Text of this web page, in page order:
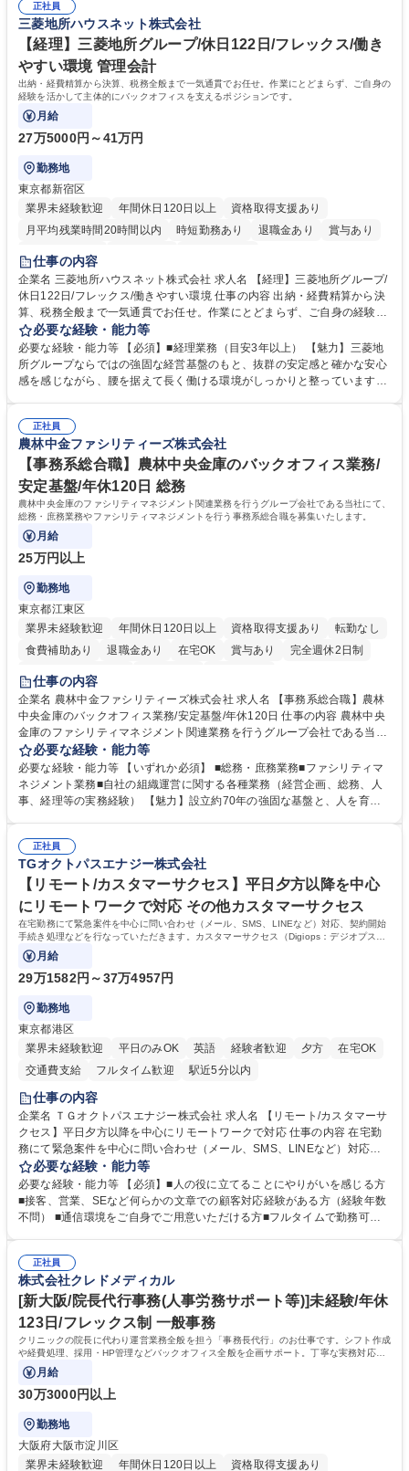
年休120日/デスクワーク中心で残業少なめ
整、資料作成、当日の運営サポート 学歴・資格 学歴：大学院 大学 語学
力： 資格：
正社員
三菱地所ハウスネット株式会社
【経理】三菱地所グループ/休日122日/フレックス/働き
やすい環境 管理会計
出納・経費精算から決算、税務全般まで一気通貫でお任せ。作業にとどまらず、ご自身の
経験を活かして主体的にバックオフィスを支えるポジションです。
月給
27万5000円～41万円
勤務地
東京都新宿区
業界未経験歓迎
年間休日120日以上
資格取得支援あり
月平均残業時間20時間以内
時短勤務あり 退職金あり
賞与あり
完全週休2日制
仕事の内容
企業名 三菱地所ハウスネット株式会社 求人名 【経理】三菱地所グループ/
休日122日/フレックス/働きやすい環境 仕事の内容 出納・経費精算から決
算、税務全般まで一気通貫でお任せ。作業にとどまらず、ご自身の経験を
活かして主体的にバックオフィスを支えるポジションです。 経理業務全般
をお任せします。 ■出納業務（日々の入出金、経費精算業務） ■管理会
計・税務（月次実績資料作成、四半期決算、税務全般など） 募集職種
【経理】三菱地所グループ/休日122日/フレックス/働きやすい環境
必要な経験・能力等
必要な経験・能力等 【必須】■経理業務（目安3年以上） 【魅力】三菱地
所グループならではの強固な経営基盤のもと、抜群の安定感と確かな安心
感を感じながら、腰を据えて長く働ける環境がしっかりと整っています。
暇の取得はもちろん、日々のプライベートの時間も十分に確保できるよ
う、職場環境が整備されています。 「これまでの経理経験を活かしつつ、
仕事も私生活も両立させたい」という方におすすめです。 学歴・資格 学
歴：大学院 大学 高専 短大 専修学校 高校 語学力： 資格：日商簿記検定3
級
正社員
農林中金ファシリティーズ株式会社
【事務系総合職】農林中央金庫のバックオフィス業務/
安定基盤/年休120日 総務
農林中央金庫のファシリティマネジメント関連業務を行うグループ会社である当社にて、
総務・庶務業務やファシリティマネジメントを行う事務系総合職を募集いたします。
月給
25万円以上
勤務地
東京都江東区
業界未経験歓迎
年間休日120日以上 資格取得支援あり
転勤なし
食費補助あり
退職金あり 在宅OK 賞与あり
完全週休2日制
インセンティブあり
仕事の内容
企業名 農林中金ファシリティーズ株式会社 求人名 【事務系総合職】農林
中央金庫のバックオフィス業務/安定基盤/年休120日 仕事の内容 農林中央
金庫のファシリティマネジメント関連業務を行うグループ会社である当社
にて、総務・庶務業務やファシリティマネジメントを行う事務系総合職を
募集いたします。 ■総務・庶務業務：外部委託先（外注先）や契約書の管
理、総務部門での管理業務、会計管理や決算業務、印刷物等の制作管理等
※親会社である農林中央金庫から受託した総務庶務業務 ■ファシリティマ
関する各種業務（経営企画、総務、人事、経理等） 募集職種 【事務系総
合職】農林中央金庫のバックオフィス業務/安定基盤/年休120日
必要な経験・能力等
必要な経験・能力等 【いずれか必須】 ■総務・庶務業務■ファシリティマ
ネジメント業務■自社の組織運営に関する各種業務（経営企画、総務、人
事、経理等の実務経験） 【魅力】設立約70年の強固な基盤と、人を育て
す。 また、業務がしっかりと基準化されており、中途入社でも質問しやす
く馴染みやすい和やかな社風です。さらに、簿記やファシリティマネジャ
ーなどの資格取得に向けた費用負担や報奨金制度が非常に手厚く、成長で
きる環境です。 学歴・資格 学歴：大学院 大学 高専 短大 語学力： 資格：
日商簿記検定2級
正社員
TGオクトパスエナジー株式会社
【リモート/カスタマーサクセス】平日夕方以降を中心
にリモートワークで対応 その他カスタマーサクセス
在宅勤務にて緊急案件を中心に問い合わせ（メール、SMS、LINEなど）対応、契約開始
手続き処理などを行なっていただきます。カスタマーサクセス（Digiops：デジオプス）
と運用構築の業務となります。
月給
29万1582円～37万4957円
勤務地
東京都港区
業界未経験歓迎
平日のみOK 英語 経験者歓迎 夕方
在宅OK
交通費支給
フルタイム歓迎 駅近5分以内
仕事の内容
企業名 ＴＧオクトパスエナジー株式会社 求人名 【リモート/カスタマーサ
クセス】平日夕方以降を中心にリモートワークで対応 仕事の内容 在宅勤
務にて緊急案件を中心に問い合わせ（メール、SMS、LINEなど）対応、
契約開始手続き処理などを行なっていただきます。カスタマーサクセス
（Digiops：デジオプス）と運用構築の業務となります。 ■お問い合わせ
対応業務全般（システム入力、契約手続き含む） ■デジタルコミュニケー
ションツール（メール、SMS、LINE等）を使用 ■お客様のニーズに応じた
添ってサービス提供できることが魅力 募集職種 【リモート/カスタマーサ
クセス】平日夕方以降を中心にリモートワークで対応
必要な経験・能力等
必要な経験・能力等 【必須】■人の役に立てることにやりがいを感じる方
■接客、営業、SEなど何らかの文章での顧客対応経験がある方（経験年数
不問） ■通信環境をご自身でご用意いただける方■フルタイムで勤務可能
境に貢献したい■改善提案や改善アクション等新しいことに意欲がある方
【英語（語学力）】■翻訳ツールを用い英語でコミュニケーションをとる
ことに抵抗がない方■英語は話せなくても問題はありませんが、英語が話
せますと、よりチャンスが広がります。※日本語がネイティブレベル必須
学歴・資格 学歴：大学院 大学 高専 短大 専修学校 高校 語学力： 資格：
正社員
株式会社クレドメディカル
[新大阪/院長代行事務(人事労務サポート等)]未経験/年休
123日/フレックス制 一般事務
クリニックの院長に代わり運営業務全般を担う「事務長代行」のお仕事です。シフト作成
や経費処理、採用・HP管理などバックオフィス全般を企画サポート。丁寧な実務対応で
現場を支え、専門スキルを構築できます。
月給
30万3000円以上
勤務地
大阪府大阪市淀川区
業界未経験歓迎
年間休日120日以上 資格取得支援あり